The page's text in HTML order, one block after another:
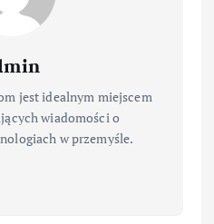
jest idealnym miejscem
wiadomości o
w przemyśle.